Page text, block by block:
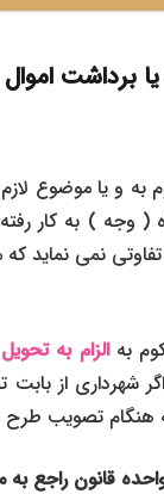
برداشت
و یا موضوع
نمی‌ نماید
بهالزام به
اگر شهرداری از
هنگام تصویب طرح